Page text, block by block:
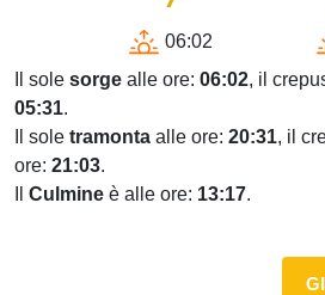
06:02
Il sole sorge alle ore: 06:02, il
05:31.
Il sole tramonta alle ore: 20:31, il
ore: 21:03.
Culmine è alle ore: 13:17.